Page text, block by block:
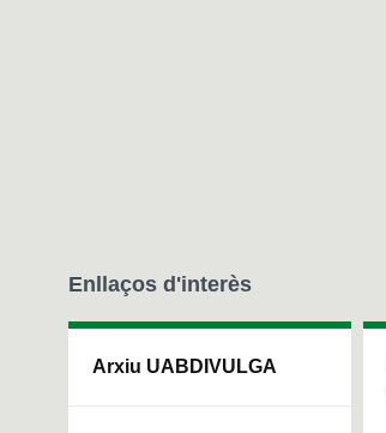
Enllaços d'interès
Arxiu UABDIVULGA